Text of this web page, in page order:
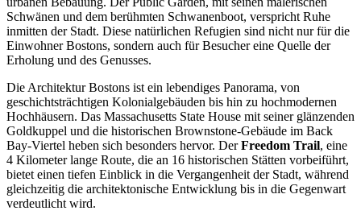
Schwänen und dem berühmten Schwanenboot, verspricht Ruhe
inmitten der Stadt. Diese natürlichen Refugien sind nicht nur für die
Einwohner Bostons, sondern auch für Besucher eine Quelle der
Erholung und des Genusses.
Die Architektur Bostons ist ein lebendiges Panorama, von
geschichtsträchtigen Kolonialgebäuden bis hin zu hochmodernen
Hochhäusern. Das Massachusetts State House mit seiner glänzenden
Goldkuppel und die historischen Brownstone-Gebäude im Back
Bay-Viertel heben sich besonders hervor. DerFreedom Trail, eine
4 Kilometer lange Route, die an 16 historischen Stätten vorbeiführt,
bietet einen tiefen Einblick in die Vergangenheit der Stadt, während
gleichzeitig die architektonische Entwicklung bis in die Gegenwart
verdeutlicht wird.